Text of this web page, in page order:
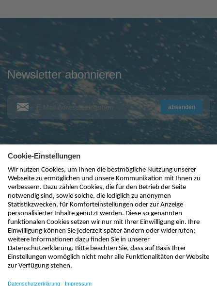
Newsletter abonnieren
absenden
kontakt@nivus.com
+49 7262 9191-0
sales@nivus.com
+49 7262 9191-794